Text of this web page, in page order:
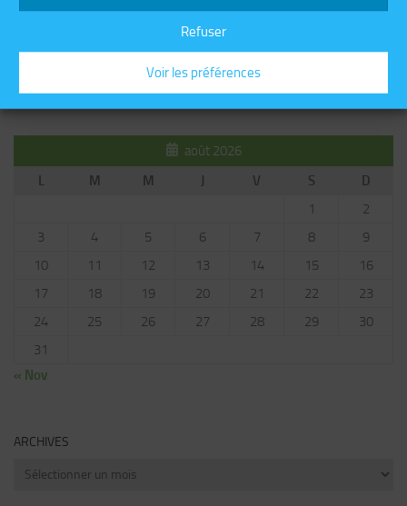
Refuser
Voir les préférences
août 2026
L
M M J V S
D
1
2
3
4 5 6 7 8
9
10
11 12 13 14 15
16
17
18 19 20 21 22
23
24
25 26 27 28 29
30
31
« Nov
ARCHIVES
Archives